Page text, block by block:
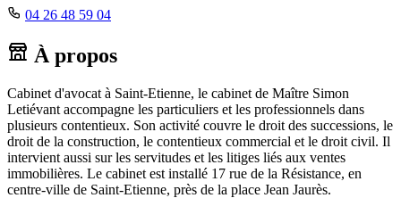
04 26 48 59 04
À propos
Cabinet d'avocat à Saint-Etienne, le cabinet de Maître Simon
Letiévant accompagne les particuliers et les professionnels dans
plusieurs contentieux. Son activité couvre le droit des successions, le
droit de la construction, le contentieux commercial et le droit civil. Il
intervient aussi sur les servitudes et les litiges liés aux ventes
immobilières. Le cabinet est installé 17 rue de la Résistance, en
centre-ville de Saint-Etienne, près de la place Jean Jaurès.